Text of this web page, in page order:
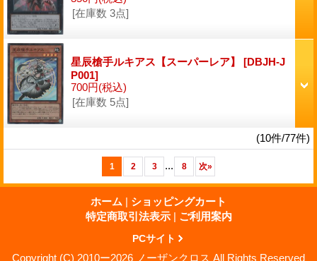
[在庫数 3点]
星辰槍手ルキアス【スーパーレア】 [DBJH-J
P001]
700円(税込)
[在庫数 5点]
(10件/77件)
1 2 3 ... 8 次»
ホーム | ショッピングカート
特定商取引法表示 | ご利用案内
PCサイト
Copyright (C) 2010ー2026 ノーザンクロス All Rights Reserved